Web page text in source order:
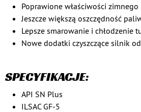
Poprawione właściwości zimnego
Jeszcze większą oszczędność
Lepsze smarowanie i chłodzenie
Nowe dodatki czyszczące silnik
SPECYFIKACJE:
API SN Plus
ILSAC GF-5